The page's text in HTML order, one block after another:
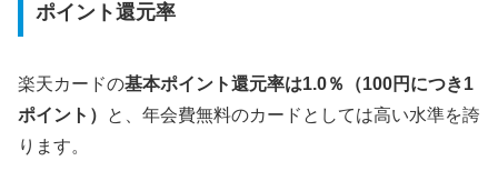
ポイント還元率
楽天カードの基本ポイント還元率は1.0％（100円につき1
ポイント）
と、年会費無料のカードとしては高い水準を誇
ります。